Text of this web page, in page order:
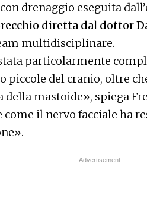
drenaggio eseguita
diretta dal dottor
multidisciplinare.
particolarmente
piccole del cranio, oltre
mastoide», spiega
il nervo facciale ha